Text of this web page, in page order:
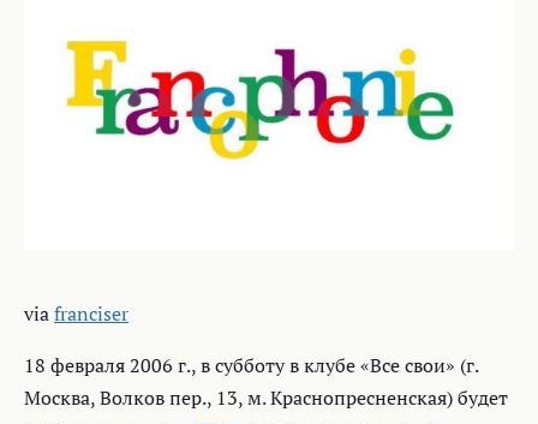
viafranciser
18 февраля 2006 г., в субботу в клубе «Все свои» (г.
Москва, Волков пер., 13, м. Краснопресненская) будет